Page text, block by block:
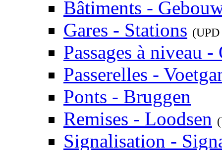
Bâtiments -
Gares - Stations (UPD
Passages à niveau
Passerelles -
Ponts - Bruggen
Remises - Loodsen
Signalisation -